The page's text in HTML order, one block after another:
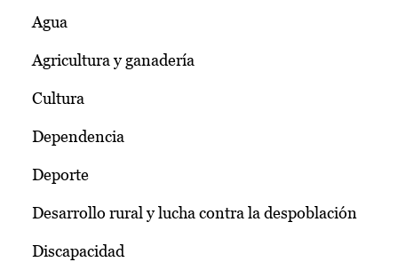
Agua
Agricultura y ganadería
Cultura
Dependencia
Deporte
Desarrollo rural y lucha contra la despoblación
Discapacidad